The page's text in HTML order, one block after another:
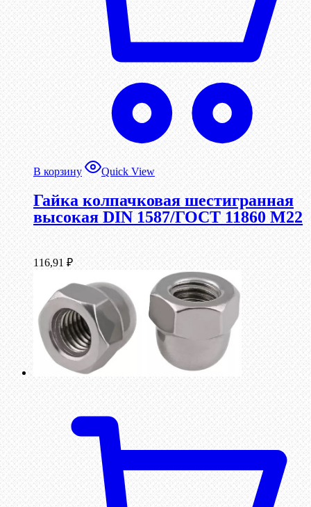
В корзину Quick View
Гайка колпачковая шестигранная
высокая DIN 1587/ГОСТ 11860 М22
116,91 ₽